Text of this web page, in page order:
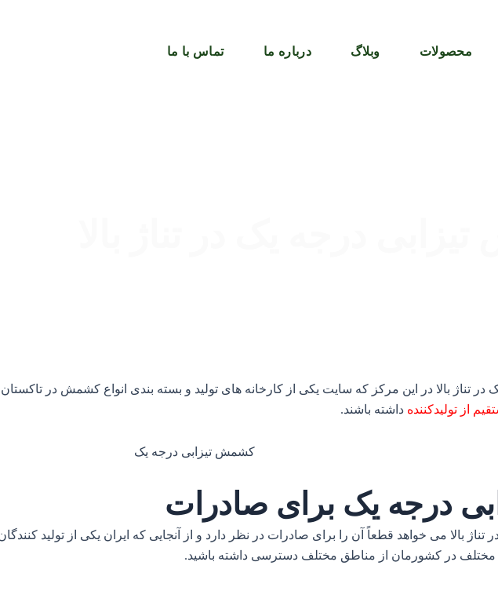
محصولات وبلاگ درباره ما تماس با ما
در تناژ بالا در این مرکز که سایت یکی از کارخانه های تولید و بسته بندی انواع کشمش در
از تولیدکننده داشته باشند.
درجه یک برای صادرات
تناژ بالا می خواهد قطعاً آن را برای صادرات در نظر دارد و از آنجایی که ایران یکی از تولید
مختلف در کشورمان از مناطق مختلف دسترسی داشته باشید.